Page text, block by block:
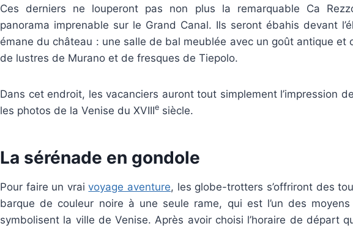
Ces derniers ne louperont pas non plus la remarquable Ca
panorama imprenable sur le Grand Canal. Ils seront ébahis devant
émane du château : une salle de bal meublée avec un goût antique et
de lustres de Murano et de fresques de Tiepolo.
Dans cet endroit, les vacanciers auront tout simplement l’impression
les photos de la Venise du XVIIIe siècle.
La sérénade en gondole
Pour faire un vraivoyage aventure, les globe-trotters s’offriront des
barque de couleur noire à une seule rame, qui est l’un des
symbolisent la ville de Venise. Après avoir choisi l’horaire de départ